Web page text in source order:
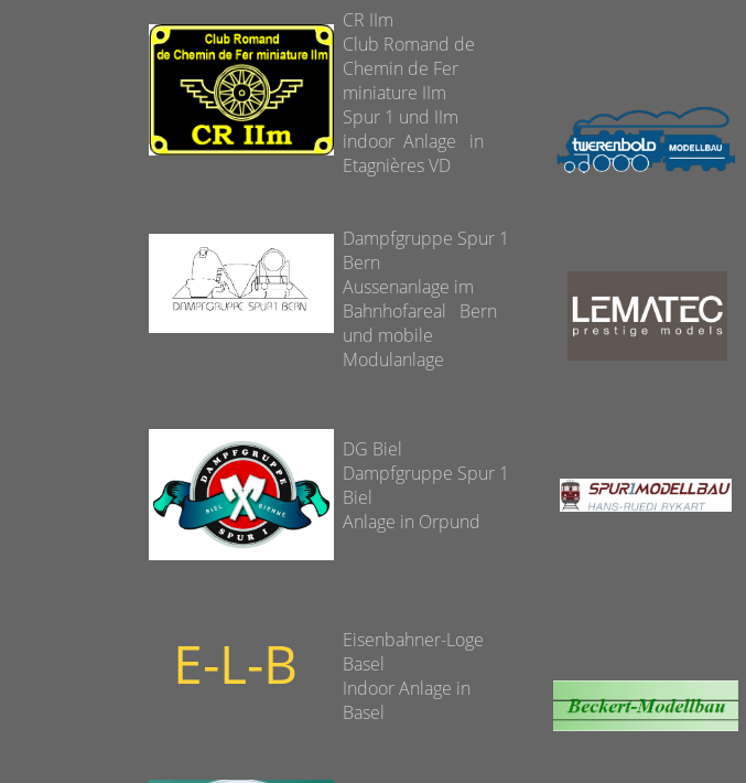
CR IIm
Club Romand de
Chemin de Fer
miniature IIm
Spur 1 und IIm
indoor Anlage in
Etagnières VD
Dampfgruppe Spur 1
Bern
Aussenanlage im
Bahnhofareal Bern
und mobile
Modulanlage
DG Biel
Dampfgruppe Spur 1
Biel
Anlage in Orpund
E-L-B
Eisenbahner-Loge
Basel
Indoor Anlage in
Basel